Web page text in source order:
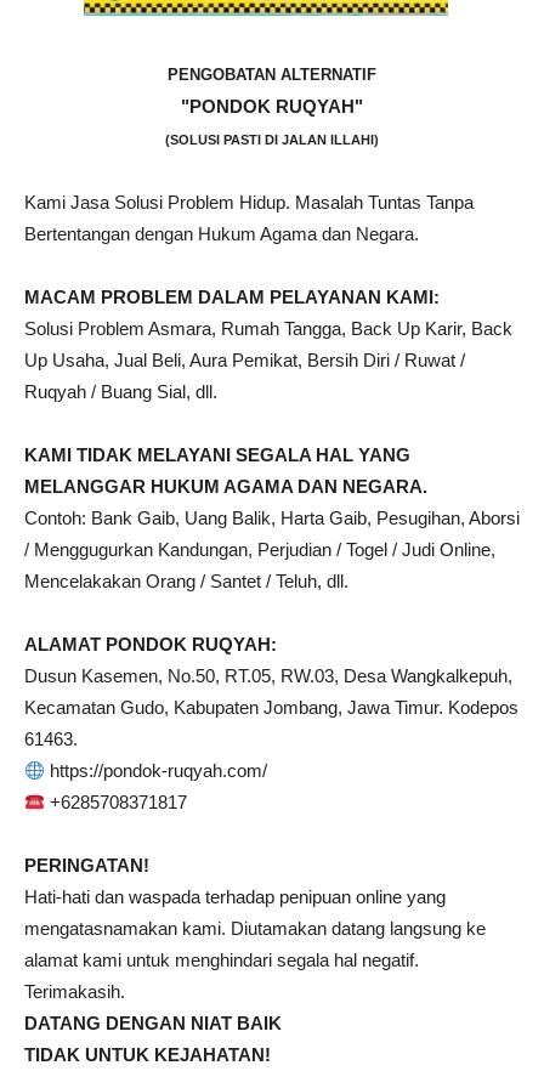
PENGOBATAN ALTERNATIF
"PONDOK RUQYAH"
(SOLUSI PASTI DI JALAN ILLAHI)
Kami Jasa Solusi Problem Hidup. Masalah Tuntas Tanpa
Bertentangan dengan Hukum Agama dan Negara.
MACAM PROBLEM DALAM PELAYANAN KAMI:
Solusi Problem Asmara, Rumah Tangga, Back Up Karir, Back
Up Usaha, Jual Beli, Aura Pemikat, Bersih Diri / Ruwat /
Ruqyah / Buang Sial, dll.
KAMI TIDAK MELAYANI SEGALA HAL YANG
MELANGGAR HUKUM AGAMA DAN NEGARA.
Contoh: Bank Gaib, Uang Balik, Harta Gaib, Pesugihan, Aborsi
/ Menggugurkan Kandungan, Perjudian / Togel / Judi Online,
Mencelakakan Orang / Santet / Teluh, dll.
ALAMAT PONDOK RUQYAH:
Dusun Kasemen, No.50, RT.05, RW.03, Desa Wangkalkepuh,
Kecamatan Gudo, Kabupaten Jombang, Jawa Timur. Kodepos
61463.
https://pondok-ruqyah.com/
+6285708371817
PERINGATAN!
Hati-hati dan waspada terhadap penipuan online yang
mengatasnamakan kami. Diutamakan datang langsung ke
alamat kami untuk menghindari segala hal negatif.
Terimakasih.
DATANG DENGAN NIAT BAIK
TIDAK UNTUK KEJAHATAN!